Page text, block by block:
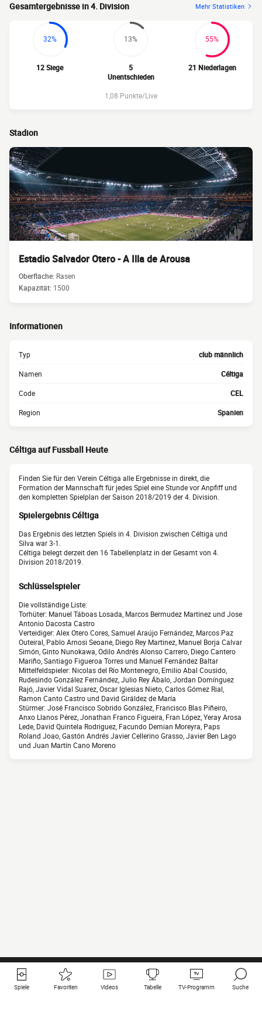
Gesamtergebnisse in 4. Division Mehr Statistiken
32%
12 Siege
13%
5
Unentschieden
55%
21 Niederlagen
1,08 Punkte/Live
Stadion
Estadio Salvador Otero - A Illa de Arousa
Oberfläche: Rasen
Kapazität: 1500
Informationen
Typ club männlich
Namen Céltiga
Code CEL
Region Spanien
Céltiga auf Fussball Heute
Finden Sie für den Verein Céltiga alle Ergebnisse in direkt, die
Formation der Mannschaft für jedes Spiel eine Stunde vor Anpfiff und
den kompletten Spielplan der Saison 2018/2019 der 4. Division.
Spielergebnis Céltiga
Das Ergebnis des letzten Spiels in 4. Division zwischen Céltiga und
Silva war 3-1.
Céltiga belegt derzeit den 16 Tabellenplatz in der Gesamt von 4.
Division 2018/2019.
Schlüsselspieler
Die vollständige Liste:
Torhüter: Manuel Táboas Losada, Marcos Bermudez Martinez und Jose
Antonio Dacosta Castro
Verteidiger: Alex Otero Cores, Samuel Araújo Fernández, Marcos Paz
Outeiral, Pablo Arnosi Seoane, Diego Rey Martinez, Manuel Borja Calvar
Simón, Ginto Nunokawa, Odilo Andrés Alonso Carrero, Diego Cantero
Mariño, Santiago Figueroa Torres und Manuel Fernández Baltar
Mittelfeldspieler: Nicolas del Río Montenegro, Emilio Abal Cousido,
Rudesindo González Fernández, Julio Rey Ábalo, Jordan Domínguez
Rajó, Javier Vidal Suarez, Oscar Iglesias Nieto, Carlos Gómez Rial,
Ramon Canto Castro und David Giráldez de María
Stürmer: José Francisco Sobrido González, Francisco Blas Piñeiro,
Anxo Llanos Pérez, Jonathan Franco Figueira, Fran López, Yeray Arosa
Lede, David Quintela Rodriguez, Facundo Demian Moreyra, Paps
Roland Joao, Gastón Andrés Javier Cellerino Grasso, Javier Ben Lago
und Juan Martín Cano Moreno
Spiele Favoriten Videos Tabelle TV-Programm Suche